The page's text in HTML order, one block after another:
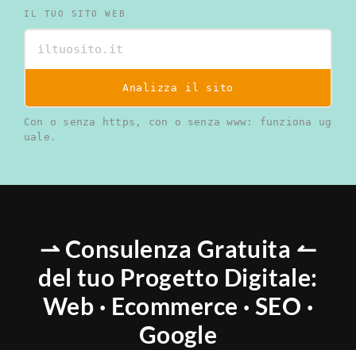
IL TUO SITO WEB
Analizza il sito
Con o senza https, con o senza www: funziona ug
uale.
⇀ Consulenza Gratuita ↼
del tuo Progetto Digitale:
Web · Ecommerce · SEO ·
Google